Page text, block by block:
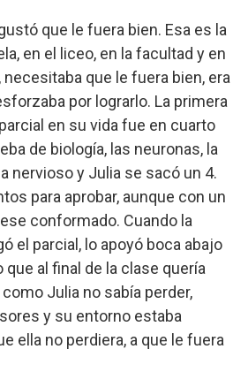
que le fuera bien. Esa es la
en el liceo, en la facultad y en
que le fuera bien, era
por lograrlo. La primera
en su vida fue en cuarto
de biología, las neuronas, la
nervioso y Julia se sacó un 4.
para aprobar, aunque con un
conformado. Cuando la
el parcial, lo apoyó boca abajo
que al final de la clase quería
Julia no sabía perder,
y su entorno estaba
ella no perdiera, a que le fuera